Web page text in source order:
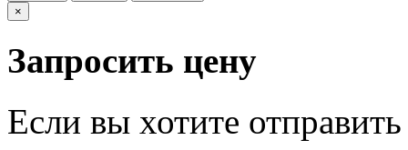
×
Запросить цену
Если вы хотите